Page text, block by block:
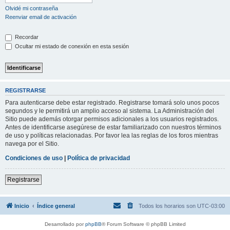
Olvidé mi contraseña
Reenviar email de activación
Recordar
Ocultar mi estado de conexión en esta sesión
REGISTRARSE
Para autenticarse debe estar registrado. Registrarse tomará solo unos pocos
segundos y le permitirá un amplio acceso al sistema. La Administración del
Sitio puede además otorgar permisos adicionales a los usuarios registrados.
Antes de identificarse asegúrese de estar familiarizado con nuestros términos
de uso y políticas relacionadas. Por favor lea las reglas de los foros mientras
navega por el Sitio.
Condiciones de uso | Política de privacidad
Registrarse
Inicio Índice general Todos los horarios son UTC-03:00
Desarrollado porphpBB® Forum Software © phpBB Limited